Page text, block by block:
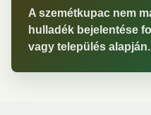
A szemétkupac nem
hulladék bejelentése
vagy település alapján.